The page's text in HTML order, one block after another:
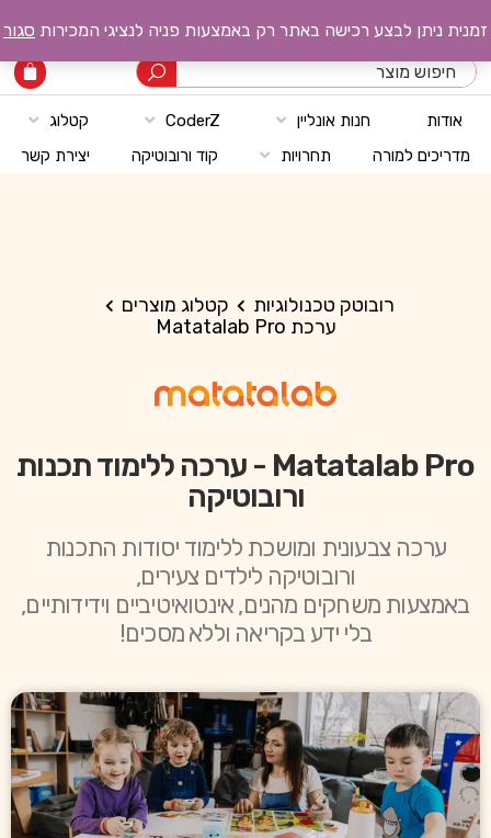
רובוטק טכנולוגיות
אודות חנות אונליין CoderZ
קטלוג
מדריכים למורה
תחרויות קוד ורובוטיקה יצירת קשר
רובוטק טכנולוגיות
קטלוג מוצרים
ערכת Matatalab Pro
Matatalab Pro - ערכה ללימוד תכנות
ורובוטיקה
ערכה צבעונית ומושכת ללימוד יסודות התכנות
ורובוטיקה לילדים צעירים,
באמצעות משחקים מהנים, אינטואיטיביים וידידותיים,
בלי ידע בקריאה וללא מסכים!
זמנית ניתן לבצע רכישה באתר רק באמצעות פניה לנציגי המכירות סגור